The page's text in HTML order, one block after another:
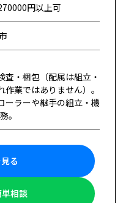
円以上可
・梱包（配属は組立・
業ではありません）。
ーラーや継手の組立・機
。
る
相談